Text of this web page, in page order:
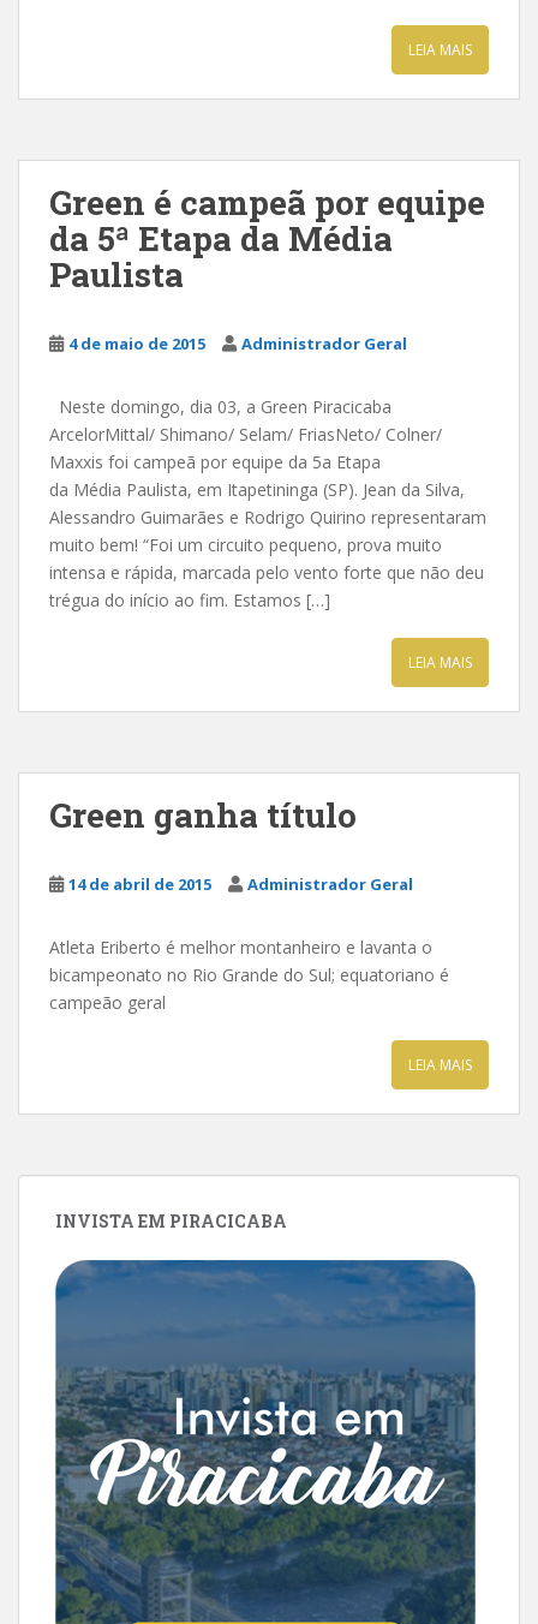
LEIA MAIS
Green é campeã por equipe
da 5ª Etapa da Média
Paulista
4 de maio de 2015 Administrador Geral
Neste domingo, dia 03, a Green Piracicaba
ArcelorMittal/ Shimano/ Selam/ FriasNeto/ Colner/
Maxxis foi campeã por equipe da 5a Etapa
da Média Paulista, em Itapetininga (SP). Jean da Silva,
Alessandro Guimarães e Rodrigo Quirino representaram
muito bem! “Foi um circuito pequeno, prova muito
intensa e rápida, marcada pelo vento forte que não deu
trégua do início ao fim. Estamos […]
LEIA MAIS
Green ganha título
14 de abril de 2015 Administrador Geral
Atleta Eriberto é melhor montanheiro e lavanta o
bicampeonato no Rio Grande do Sul; equatoriano é
campeão geral
LEIA MAIS
INVISTA EM PIRACICABA